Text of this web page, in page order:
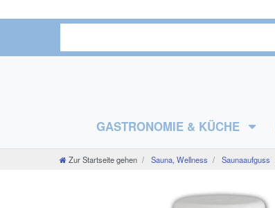
GASTRONOMIE & KÜCHE
Zur Startseite gehen Sauna, Wellness Saunaaufguss